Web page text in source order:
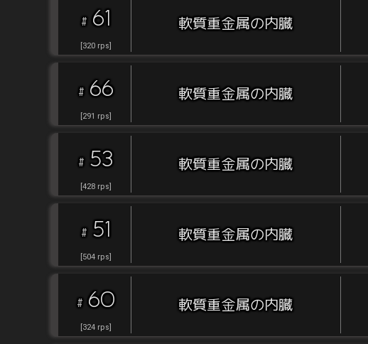
# 61
[320 rps]
軟質重金属の内臓
# 66
[291 rps]
軟質重金属の内臓
# 53
[428 rps]
軟質重金属の内臓
# 51
[504 rps]
軟質重金属の内臓
# 60
[324 rps]
軟質重金属の内臓